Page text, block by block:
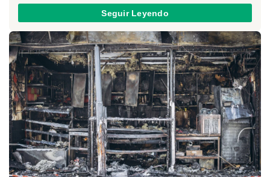
Seguir Leyendo